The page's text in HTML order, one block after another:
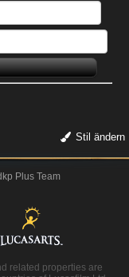
Stil ändern
Plus Team
related properties are